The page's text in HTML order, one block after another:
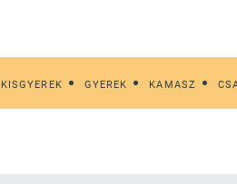
KISGYEREK GYEREK KAMASZ